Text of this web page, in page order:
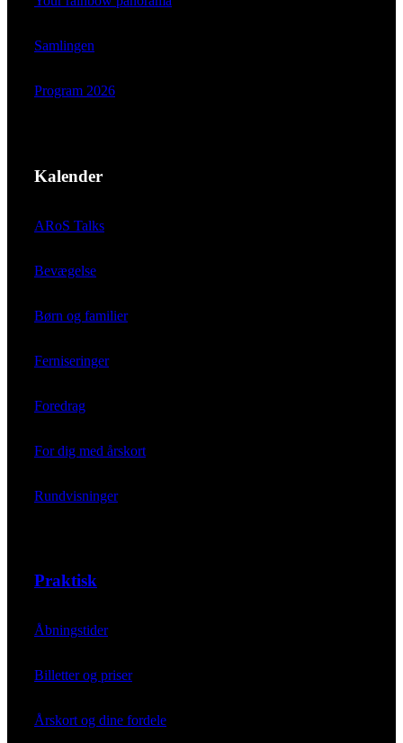
Samlingen
Program 2026
Kalender
ARoS Talks
Bevægelse
Børn og familier
Ferniseringer
Foredrag
For dig med årskort
Rundvisninger
Praktisk
Åbningstider
Billetter og priser
Årskort og dine fordele